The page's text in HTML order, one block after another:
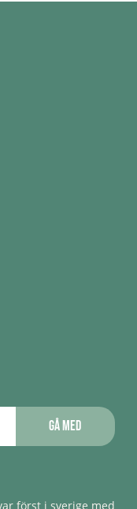
Gå med
först i sverige med